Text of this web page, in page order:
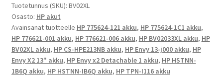
HP
Envy
X2
13",
HP
Envy
Tuotetunnus (SKU): BV02XL
Osasto: HP akut
Avainsanat tuotteelle HP 775624-121 akku, HP 775624-1C1 akku,
HP 776621-001 akku, HP 776621-006 akku, HP BV02033XL akku, HP
BV02XL akku, HP CS-HPE213NB akku, HP Envy 13-j000 akku, HP
Envy X2 13" akku, HP Envy x2 Detachable 1 akku, HP HSTNN-
1B6Q akku, HP HSTNN-IB6Q akku, HP TPN-I116 akku